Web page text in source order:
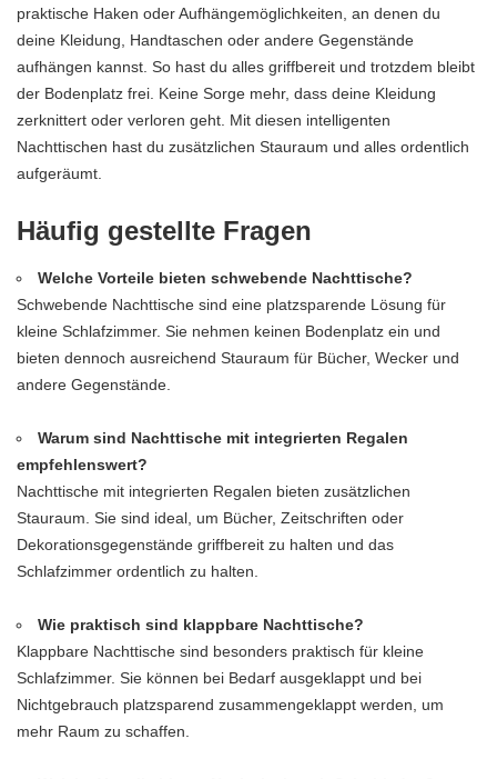
praktische Haken oder Aufhängemöglichkeiten, an denen du
deine Kleidung, Handtaschen oder andere Gegenstände
aufhängen kannst. So hast du alles griffbereit und trotzdem bleibt
der Bodenplatz frei. Keine Sorge mehr, dass deine Kleidung
zerknittert oder verloren geht. Mit diesen intelligenten
Nachttischen hast du zusätzlichen Stauraum und alles ordentlich
aufgeräumt.
Häufig gestellte Fragen
Welche Vorteile bieten schwebende Nachttische?
Schwebende Nachttische sind eine platzsparende Lösung für
kleine Schlafzimmer. Sie nehmen keinen Bodenplatz ein und
bieten dennoch ausreichend Stauraum für Bücher, Wecker und
andere Gegenstände.
Warum sind Nachttische mit integrierten Regalen
empfehlenswert?
Nachttische mit integrierten Regalen bieten zusätzlichen
Stauraum. Sie sind ideal, um Bücher, Zeitschriften oder
Dekorationsgegenstände griffbereit zu halten und das
Schlafzimmer ordentlich zu halten.
Wie praktisch sind klappbare Nachttische?
Klappbare Nachttische sind besonders praktisch für kleine
Schlafzimmer. Sie können bei Bedarf ausgeklappt und bei
Nichtgebrauch platzsparend zusammengeklappt werden, um
mehr Raum zu schaffen.